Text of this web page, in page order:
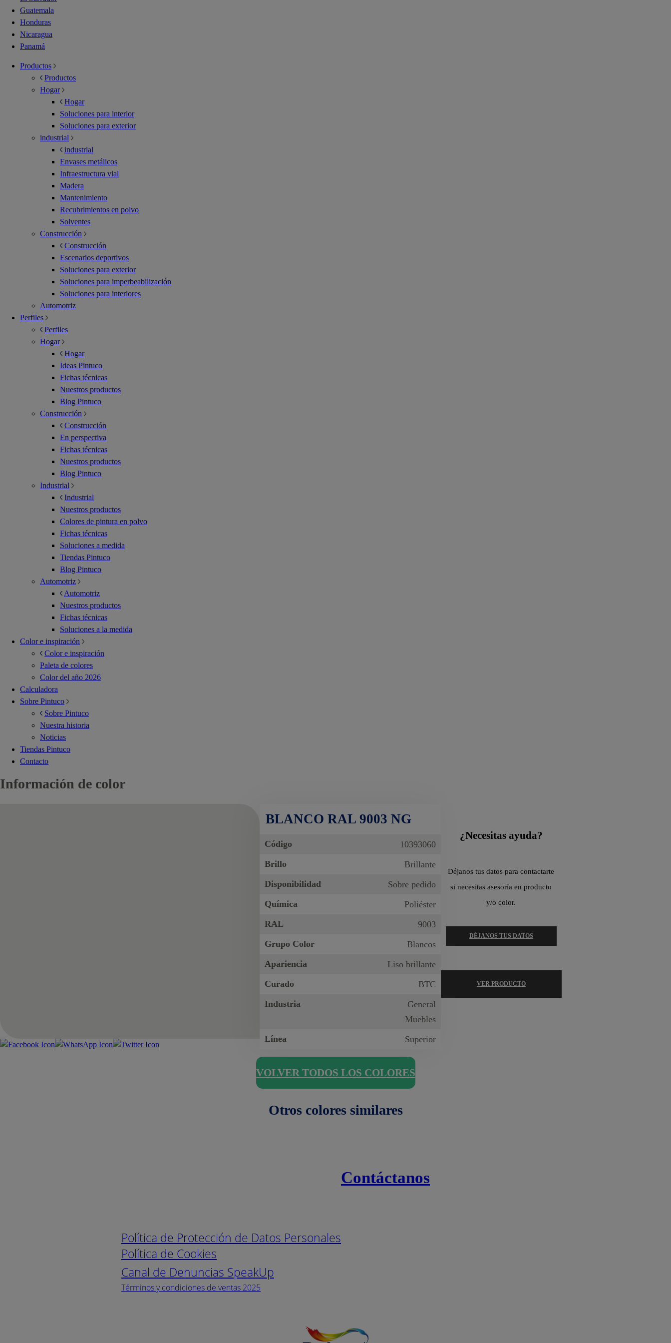
Guatemala
Honduras
Nicaragua
Panamá
Productos
Productos
Hogar
Hogar
Soluciones para interior
Soluciones para exterior
industrial
industrial
Envases metálicos
Infraestructura vial
Madera
Mantenimiento
Recubrimientos en polvo
Solventes
Construcción
Construcción
Escenarios deportivos
Soluciones para exterior
Soluciones para imperbeabilización
Soluciones para interiores
Automotriz
Perfiles
Perfiles
Hogar
Hogar
Ideas Pintuco
Fichas técnicas
Nuestros productos
Blog Pintuco
Construcción
Construcción
En perspectiva
Fichas técnicas
Nuestros productos
Blog Pintuco
Industrial
Industrial
Nuestros productos
Colores de pintura en polvo
Fichas técnicas
Soluciones a medida
Tiendas Pintuco
Blog Pintuco
Automotriz
Automotriz
Nuestros productos
Fichas técnicas
Soluciones a la medida
Color e inspiración
Color e inspiración
Paleta de colores
Color del año 2026
Calculadora
Sobre Pintuco
Sobre Pintuco
Nuestra historia
Noticias
Tiendas Pintuco
Contacto
Información de color
BLANCO RAL 9003 NG
Código
10393060
Brillo
Brillante
Disponibilidad
Sobre pedido
Química
Poliéster
RAL
9003
Grupo Color
Blancos
Apariencia
Liso brillante
Curado
BTC
Industria
General
Muebles
Línea
Superior
¿Necesitas ayuda?
Déjanos tus datos para contactarte
si necesitas asesoría en producto
y/o color.
DÉJANOS TUS DATOS
VER PRODUCTO
VOLVER TODOS LOS COLORES
Otros colores similares
Política de Protección de Datos Personales
Política de Cookies
Canal de Denuncias SpeakUp
Términos y condiciones de ventas 2025
Contáctanos